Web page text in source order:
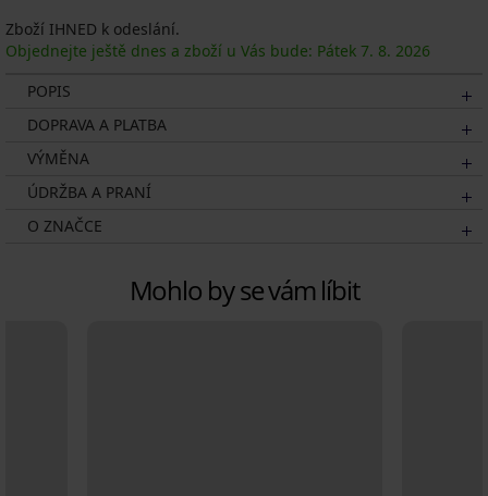
Zboží IHNED k odeslání.
Objednejte ještě dnes a zboží u Vás bude: Pátek 7. 8. 2026
POPIS
DOPRAVA A PLATBA
VÝMĚNA
ÚDRŽBA A PRANÍ
O ZNAČCE
Mohlo by se vám líbit